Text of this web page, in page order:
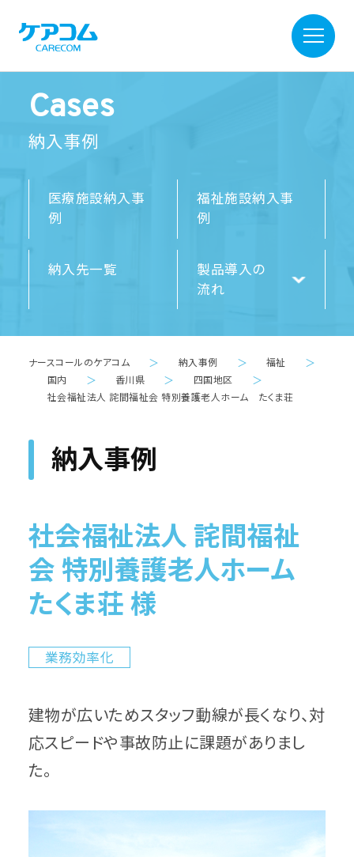
Cases
納入事例
医療施設納入事
例
福祉施設納入事
例
納入先一覧
製品導入の
流れ
ナースコールのケアコム ＞ 納入事例 ＞ 福祉 ＞
国内 ＞ 香川県 ＞ 四国地区 ＞
社会福祉法人 詫間福祉会 特別養護老人ホーム たくま荘
納入事例
社会福祉法人 詫間福祉
会 特別養護老人ホーム
たくま荘 様
業務効率化
建物が広いためスタッフ動線が長くなり、対
応スピードや事故防止に課題がありまし
た。